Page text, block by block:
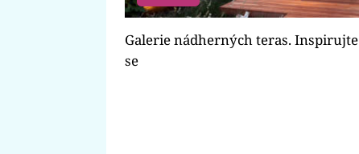
Galerie nádherných teras. Inspirujte
se